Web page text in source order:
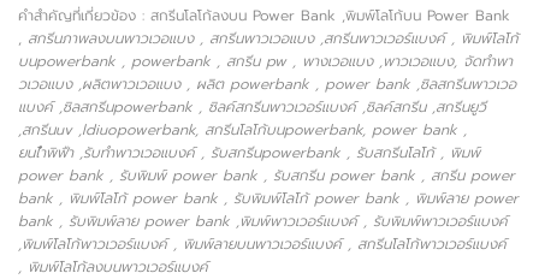
คำสำคัญที่เกี่ยวข้อง : สกรีนโลโก้ลงบน Power Bank ,พิมพ์โลโก้บน Power Bank
, สกรีนภาพลงบนพาวเวอแบง , สกรีนพาวเวอแบง ,สกรีนพาวเวอร์แบงค์ , พิมพ์โลโก้
บนpowerbank , powerbank , สกรีน pw , พางเวอแบง ,พาวเวอแบง, จัดทำพา
วเวอแบง ,ผลิตพาวเวอแบง , ผลิต powerbank , power bank ,ซิลสกรีนพาวเวอ
แบงค์ ,ซิลสกรีนpowerbank , ซิลค์สกรีนพาวเวอร์แบงค์ ,ซิลค์สกรีน ,สกรีนยูวี
,สกรีนuv ,ldiuopowerbank, สกรีนโลโก้บนpowerbank, power bank ,
ยนไำพิฟืา ,รับทำพาวเวอแบงค์ , รับสกรีนpowerbank , รับสกรีนโลโก้ , พิมพ์
power bank , รับพิมพ์ power bank , รับสกรีน power bank , สกรีน power
bank , พิมพ์โลโก้ power bank , รับพิมพ์โลโก้ power bank , พิมพ์ลาย power
bank , รับพิมพ์ลาย power bank ,พิมพ์พาวเวอร์แบงค์ , รับพิมพ์พาวเวอร์แบงค์
,พิมพ์โลโก้พาวเวอร์แบงค์ , พิมพ์ลายบนพาวเวอร์แบงค์ , สกรีนโลโก้พาวเวอร์แบงค์
, พิมพ์โลโก้ลงบนพาวเวอร์แบงค์